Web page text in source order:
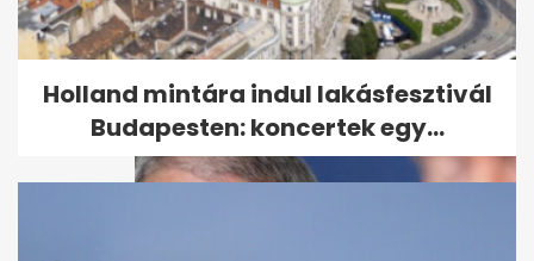
Tartós használt autó pár
százezerért: 20 év felett is jól...
Holland mintára indul lakásfesztivál
Budapesten: koncertek egy...